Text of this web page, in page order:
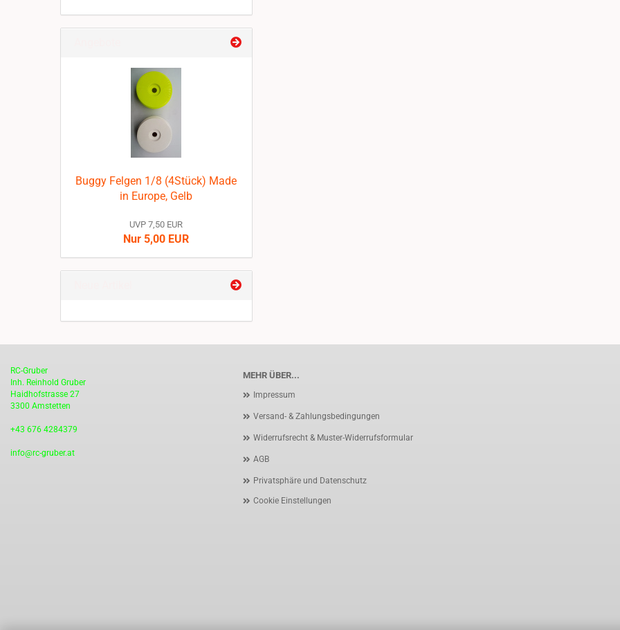
Buggy Felgen 1/8 (4Stück) Made
in Europe, Gelb
UVP 7,50 EUR
Nur 5,00 EUR
MEHR ÜBER...
Impressum
Versand- & Zahlungsbedingungen
Widerrufsrecht & Muster-Widerrufsformular
AGB
Privatsphäre und Datenschutz
Cookie Einstellungen
RC-Gruber
Inh. Reinhold Gruber
Haidhofstrasse 27
3300 Amstetten
+43 676 4284379
info@rc-gruber.at